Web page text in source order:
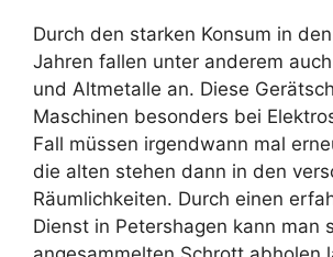
Durch den starken Konsum in
Jahren fallen unter anderem
und Altmetalle an. Diese
Maschinen besonders bei
Fall müssen irgendwann mal
die alten stehen dann in den
Räumlichkeiten. Durch einen
Dienst in Petershagen kann man